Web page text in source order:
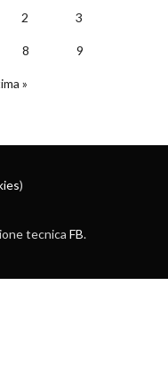
2 3
8 9
»
)
tecnica FB.